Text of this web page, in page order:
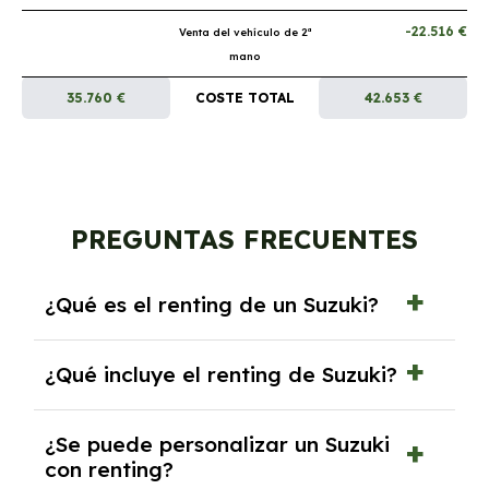
Venta del vehículo de 2ª
mano
-22.516 €
35.760 € COSTE TOTAL 42.653 €
PREGUNTAS FRECUENTES
¿Qué es el renting de un Suzuki?
alquiler a largo plazo en el que pagas una
cuota mensual fija por el uso del coche
durante un periodo determinado,
generalmente entre 2 y 5 años.
¿Qué incluye el renting de Suzuki?
seguro a todo riesgo, mantenimiento,
reparaciones, impuestos, asistencia en
¿Se puede personalizar un Suzuki
con renting?